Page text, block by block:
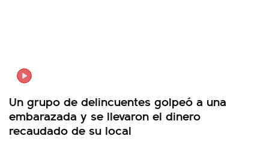
Un grupo de delincuentes golpeó a una
embarazada y se llevaron el dinero
recaudado de su local